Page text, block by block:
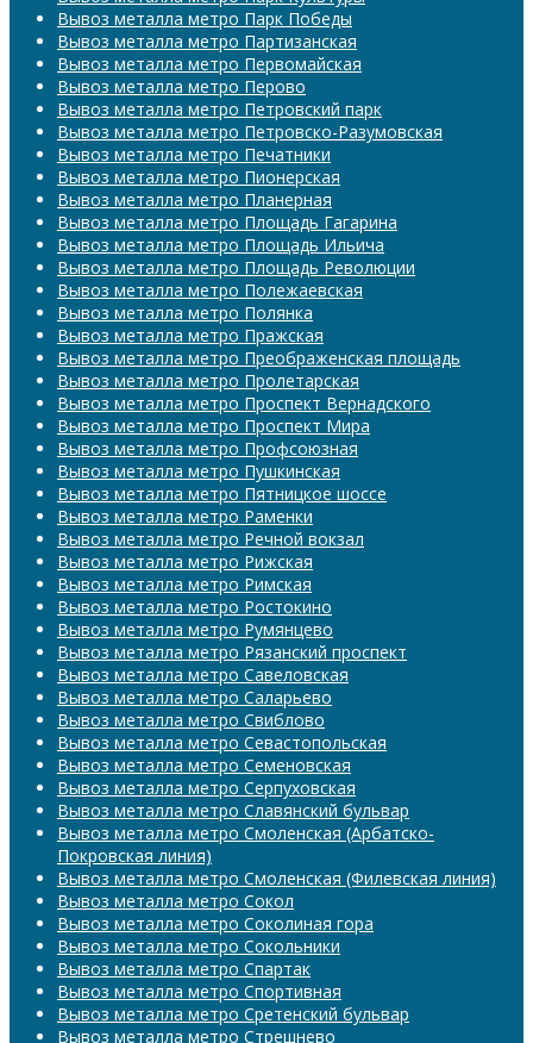
Вывоз металла метро Парк Победы
Вывоз металла метро Партизанская
Вывоз металла метро Первомайская
Вывоз металла метро Перово
Вывоз металла метро Петровский парк
Вывоз металла метро Петровско-Разумовская
Вывоз металла метро Печатники
Вывоз металла метро Пионерская
Вывоз металла метро Планерная
Вывоз металла метро Площадь Гагарина
Вывоз металла метро Площадь Ильича
Вывоз металла метро Площадь Революции
Вывоз металла метро Полежаевская
Вывоз металла метро Полянка
Вывоз металла метро Пражская
Вывоз металла метро Преображенская площадь
Вывоз металла метро Пролетарская
Вывоз металла метро Проспект Вернадского
Вывоз металла метро Проспект Мира
Вывоз металла метро Профсоюзная
Вывоз металла метро Пушкинская
Вывоз металла метро Пятницкое шоссе
Вывоз металла метро Раменки
Вывоз металла метро Речной вокзал
Вывоз металла метро Рижская
Вывоз металла метро Римская
Вывоз металла метро Ростокино
Вывоз металла метро Румянцево
Вывоз металла метро Рязанский проспект
Вывоз металла метро Савеловская
Вывоз металла метро Саларьево
Вывоз металла метро Свиблово
Вывоз металла метро Севастопольская
Вывоз металла метро Семеновская
Вывоз металла метро Серпуховская
Вывоз металла метро Славянский бульвар
Вывоз металла метро Смоленская (Арбатско-
Покровская линия)
Вывоз металла метро Смоленская (Филевская линия)
Вывоз металла метро Сокол
Вывоз металла метро Соколиная гора
Вывоз металла метро Сокольники
Вывоз металла метро Спартак
Вывоз металла метро Спортивная
Вывоз металла метро Сретенский бульвар
Вывоз металла метро Стрешнево